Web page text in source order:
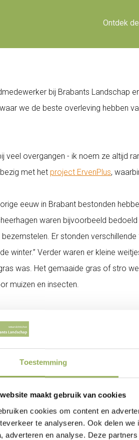
Toestemming
website maakt gebruik van cookies
cookies om content en
te analyseren. Ook delen
adverteren en analyse. Deze
Ontdek
bij Brabants Landschap
we de beste overleving hebben
veel overgangen - ik noem ze altijd
met het project ErvenPlus,
eeuw in Brabant bestonden
waren bijvoorbeeld
bezemstelen. Er stonden
winter.” Verder waren er kleine
was. Het gemaaide gras of stro
muizen en insecten.
over de vloer die graag het
De ruiters hebben nu
trekt muizen aan voor de uilen.”
moeten mensen zelf doen,
bodem te maken. Telkens als je
van de winter zal het maaisel
graan in en onder de ruiter gooien.